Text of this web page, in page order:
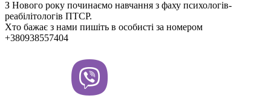
З Нового року починаємо навчання з фаху психологів-
реабілітологів ПТСР.
Хто бажає з нами пишіть в особисті за номером
+380938557404